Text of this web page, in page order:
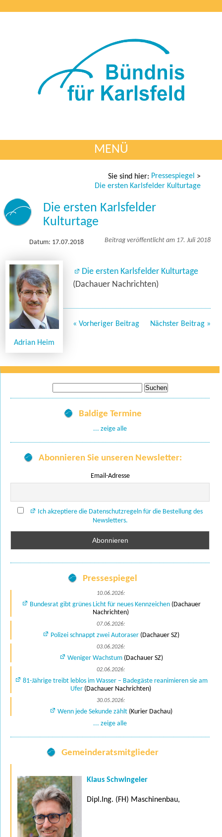
MENÜ
Sie sind hier: Pressespiegel >
Die ersten Karlsfelder Kulturtage
Die ersten Karlsfelder
Kulturtage
Datum: 17.07.2018 Beitrag veröffentlicht am 17. Juli 2018
Adrian Heim
Die ersten Karlsfelder Kulturtage
(Dachauer Nachrichten)
« Vorheriger Beitrag Nächster Beitrag »
nach:
Baldige Termine
... zeige alle
Abonnieren Sie unseren Newsletter:
Email-Adresse
Ich akzeptiere die Datenschutzregeln für die Bestellung des
Newsletters.
Pressespiegel
10.06.2026:
Bundesrat gibt grünes Licht für neues Kennzeichen(Dachauer
Nachrichten)
07.06.2026:
Polizei schnappt zwei Autoraser (Dachauer SZ)
03.06.2026:
Weniger Wachstum(Dachauer SZ)
02.06.2026:
81-Jährige treibt leblos im Wasser – Badegäste reanimieren sie am
Ufer(Dachauer Nachrichten)
30.05.2026:
Wenn jede Sekunde zählt (Kurier Dachau)
... zeige alle
Gemeinderatsmitglieder
Klaus Schwingeler
Dipl.Ing. (FH) Maschinenbau,